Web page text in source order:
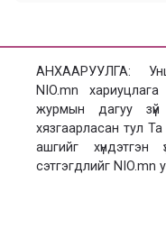
АНХААРУУЛГА:
NIO.mn
журмын дагуу зүй
хязгаарласан тул
ашгийг
сэтгэгдлийг NIO.mn